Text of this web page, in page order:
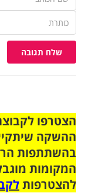
שלח תגובה
ההשקה
בהשתתפות
המקומות
להצטרפות